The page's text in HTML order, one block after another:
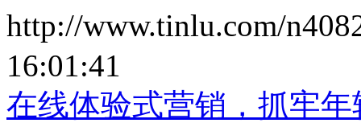
http://www.tinlu.com/
16:01:41
在线体验式营销，抓牢